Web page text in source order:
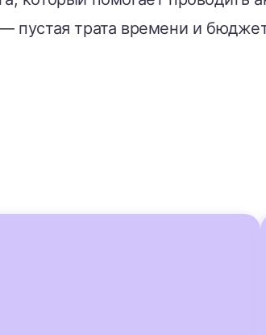
пустая трата времени и